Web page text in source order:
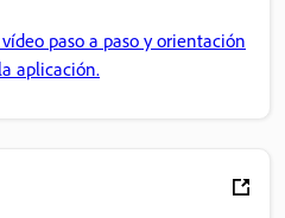
paso a paso y orientación
aplicación.